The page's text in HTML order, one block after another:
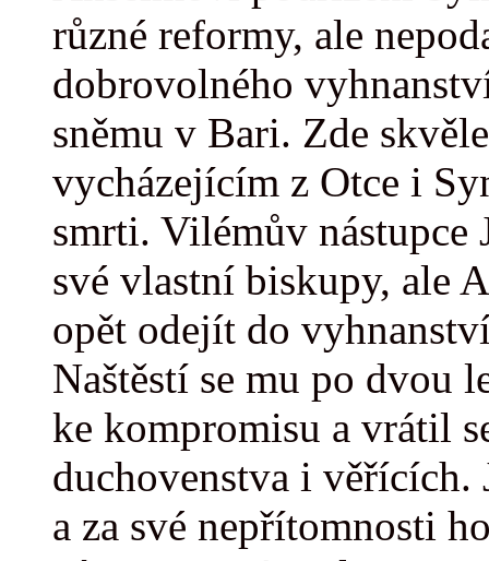
různé reformy, ale
dobrovolného
sněmu v Bari. Zde
vycházejícím z Otce i
smrti. Vilémův nástupce
své vlastní biskupy, ale
opět odejít do
Naštěstí se mu po dvou
ke kompromisu a vrátil
duchovenstva i
a za své nepřítomnosti